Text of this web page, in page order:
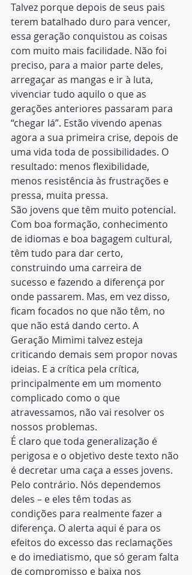
Talvez porque depois de seus pais
terem batalhado duro para vencer,
essa geração conquistou as coisas
com muito mais facilidade. Não foi
preciso, para a maior parte deles,
arregaçar as mangas e ir à luta,
vivenciar tudo aquilo o que as
gerações anteriores passaram para
“chegar lá”. Estão vivendo apenas
agora a sua primeira crise, depois de
uma vida toda de possibilidades. O
resultado: menos flexibilidade,
menos resistência às frustrações e
pressa, muita pressa.
São jovens que têm muito potencial.
Com boa formação, conhecimento
de idiomas e boa bagagem cultural,
têm tudo para dar certo,
construindo uma carreira de
sucesso e fazendo a diferença por
onde passarem. Mas, em vez disso,
ficam focados no que não têm, no
que não está dando certo. A
Geração Mimimi talvez esteja
criticando demais sem propor novas
ideias. E a crítica pela crítica,
principalmente em um momento
complicado como o que
atravessamos, não vai resolver os
nossos problemas.
É claro que toda generalização é
perigosa e o objetivo deste texto não
é decretar uma caça a esses jovens.
Pelo contrário. Nós dependemos
deles – e eles têm todas as
condições para realmente fazer a
diferença. O alerta aqui é para os
efeitos do excesso das reclamações
e do imediatismo, que só geram falta
de compromisso e baixa nos